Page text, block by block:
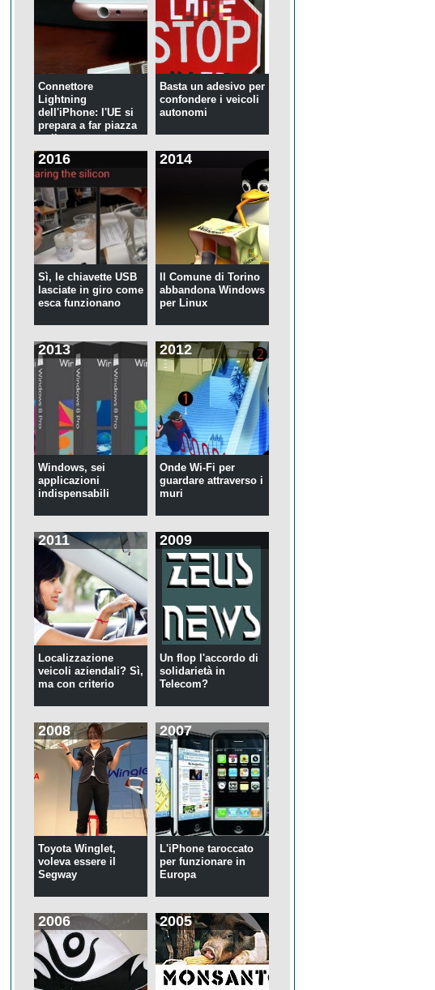
Connettore
Lightning
dell'iPhone: l'UE si
prepara a far piazza
pulita
Basta un adesivo per
confondere i veicoli
autonomi
2016
Sì, le chiavette USB
lasciate in giro come
esca funzionano
2014
Il Comune di Torino
abbandona Windows
per Linux
2013
Windows, sei
applicazioni
indispensabili
2012
Onde Wi-Fi per
guardare attraverso i
muri
2011
Localizzazione
veicoli aziendali? Sì,
ma con criterio
2009
Un flop l'accordo di
solidarietà in
Telecom?
2008
Toyota Winglet,
voleva essere il
Segway
2007
L'iPhone taroccato
per funzionare in
Europa
2006 2005